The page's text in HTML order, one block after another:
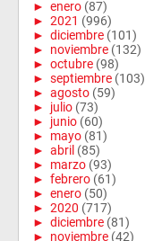
► enero (87)
► 2021 (996)
► diciembre (101)
► noviembre (132)
► octubre (98)
► septiembre (103)
► agosto (59)
► julio (73)
► junio (60)
► mayo (81)
► abril (85)
► marzo (93)
► febrero (61)
► enero (50)
► 2020 (717)
► diciembre (81)
► noviembre (42)